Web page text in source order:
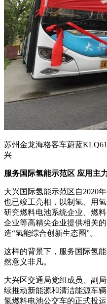
苏州金龙海格客车蔚蓝
兴
服务国际氢能示范区 应用主
大兴国际氢能示范区自2020
也已竣工亮相，以制氢、用
研究燃料电池系统企业、燃
企业等高精尖企业提供相关
造“氢能综合创新生态圈”。
这样的背景下，服务国际氢
然意义非凡。
大兴区交通局党组成员、副
续推动新能源和清洁能源车
氢燃料电池公交车的正式投